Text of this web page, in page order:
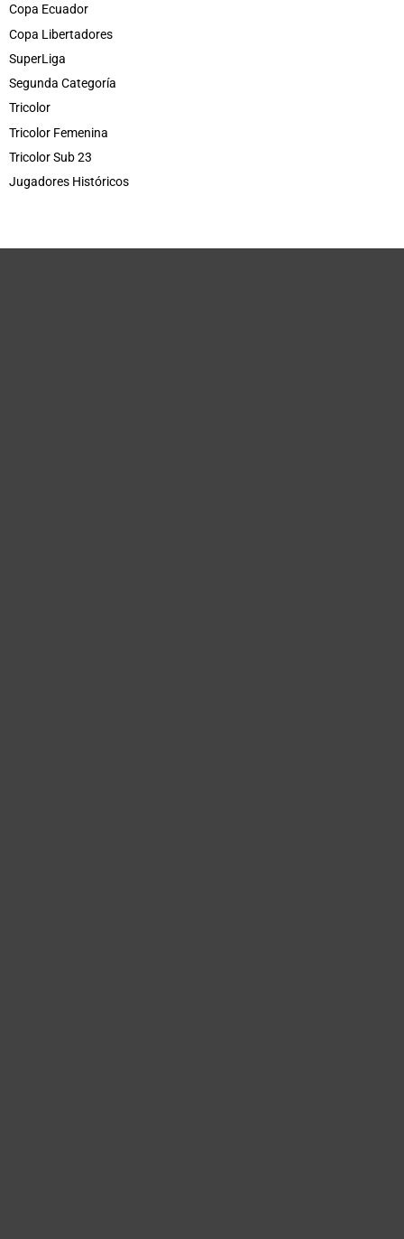
Copa Ecuador
Copa Libertadores
SuperLiga
Segunda Categoría
Tricolor
Tricolor Femenina
Tricolor Sub 23
Jugadores Históricos